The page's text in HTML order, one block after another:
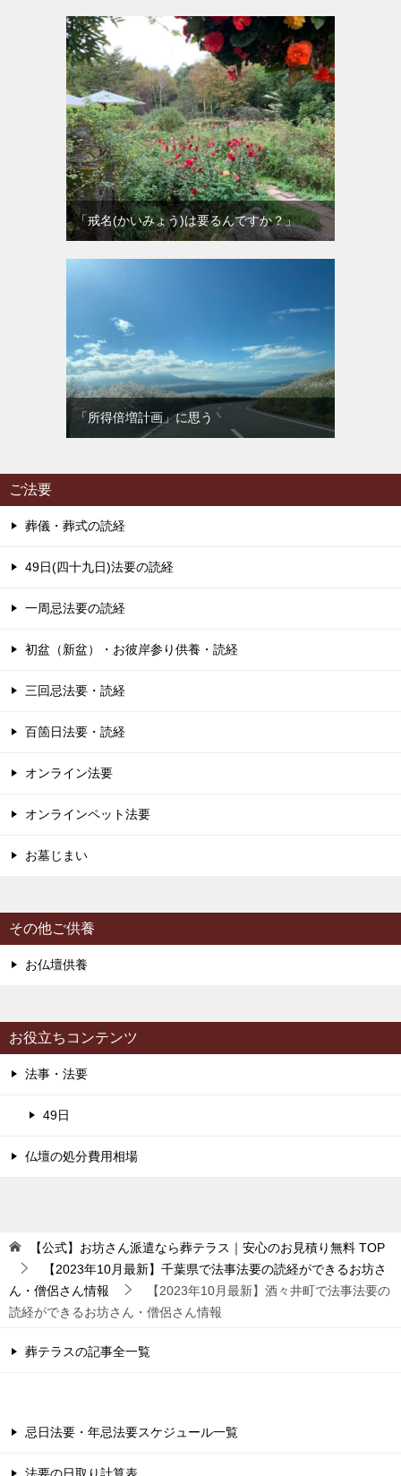
「戒名(かいみょう)は要るんですか？」
「所得倍増計画」に思う
ご法要
葬儀・葬式の読経
49日(四十九日)法要の読経
一周忌法要の読経
初盆（新盆）・お彼岸参り供養・読経
三回忌法要・読経
百箇日法要・読経
オンライン法要
オンラインペット法要
お墓じまい
その他ご供養
お仏壇供養
お役立ちコンテンツ
法事・法要
49日
仏壇の処分費用相場
【公式】お坊さん派遣なら葬テラス｜安心のお見積り無料 TOP
【2023年10月最新】千葉県で法事法要の読経ができるお坊さ
ん・僧侶さん情報
【2023年10月最新】酒々井町で法事法要の
読経ができるお坊さん・僧侶さん情報
葬テラスの記事全一覧
忌日法要・年忌法要スケジュール一覧
法要の日取り計算表